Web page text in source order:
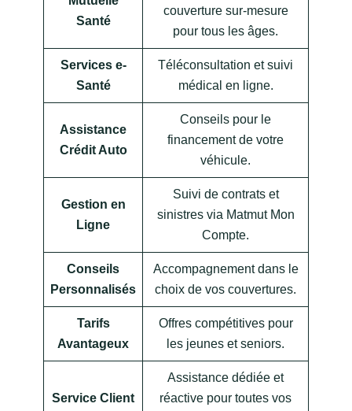
Santé
couverture sur-mesure
pour tous les âges.
Services e-
Santé
Téléconsultation et suivi
médical en ligne.
Assistance
Crédit Auto
Conseils pour le
financement de votre
véhicule.
Gestion en
Ligne
Suivi de contrats et
sinistres via Matmut Mon
Compte.
Conseils
Personnalisés
Accompagnement dans le
choix de vos couvertures.
Tarifs
Avantageux
Offres compétitives pour
les jeunes et seniors.
Service Client
Assistance dédiée et
réactive pour toutes vos